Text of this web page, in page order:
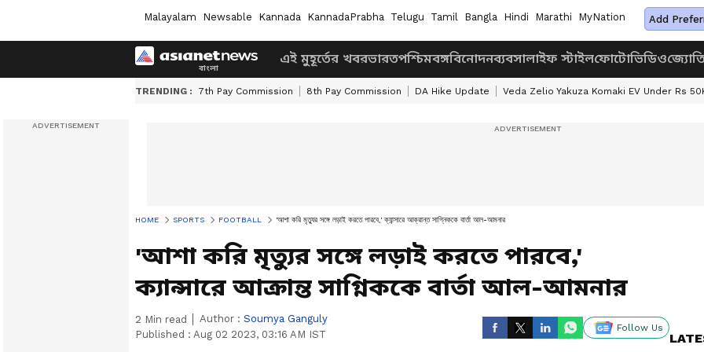
Malayalam Newsable Kannada KannadaPrabha Telugu Tamil Bangla Hindi Marathi MyNation Add
এই মুহূর্তের খবরভারতপশ্চিমবঙ্গবিনোদনব্যবসালাইফ স্টাইলফোটোভিডিও
TRENDING : 7th Pay Commission 8th Pay Commission DA Hike Update Veda Zelio Yakuza Komaki EV Under Rs
HOME SPORTS FOOTBALL 'আশা করি মৃত্যুর সঙ্গে লড়াই করতে পারবে,' ক্যান্সারে আক্রান্ত সাগ্নিককে বার্তা আল-আমনার
'আশা করি মৃত্যুর সঙ্গে লড়াই করতে পারবে,'
ক্যান্সারে আক্রান্ত সাগ্নিককে বার্তা আল-আমনার
2 Min read Author : Soumya Ganguly
Published : Aug 02 2023, 03:16 AM IST
Follow Us